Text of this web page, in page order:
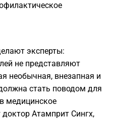
эксперты:
не представляют
необычная, внезапная и
стать поводом для
медицинское
Атамприт Сингх,